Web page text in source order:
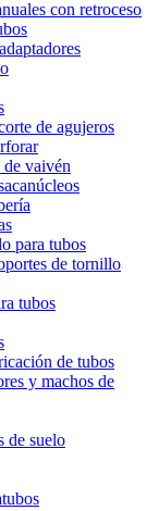
con retroceso
de agujeros
de vaivén
para tubos
de tornillo
tubos
de tubos
y machos de
de suelo